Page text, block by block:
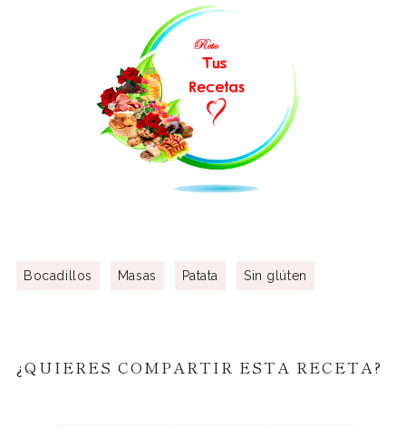
Bocadillos Masas Patata Sin glúten
¿QUIERES COMPARTIR ESTA RECETA?